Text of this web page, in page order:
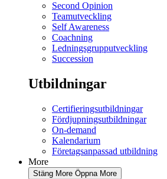
Second Opinion
Teamutveckling
Self Awareness
Coachning
Ledningsgrupputveckling
Succession
Utbildningar
Certifieringsutbildningar
Fördjupningsutbildningar
On-demand
Kalendarium
Företagsanpassad utbildning
More
Stäng More Öppna More